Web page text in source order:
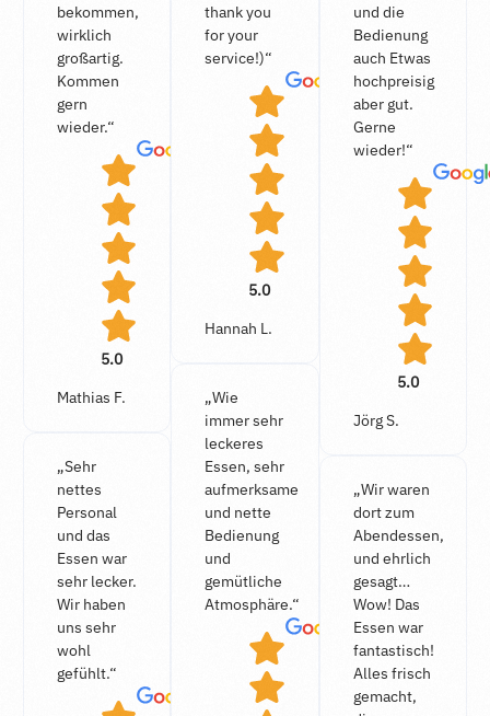
bekommen,
wirklich
großartig.
Kommen
gern
wieder.“
5.0
Mathias F.
„Sehr
nettes
Personal
und das
Essen war
sehr lecker.
Wir haben
uns sehr
wohl
gefühlt.“
thank you
for your
service!)“
5.0
Hannah L.
„Wie
immer sehr
leckeres
Essen, sehr
aufmerksame
und nette
Bedienung
und
gemütliche
Atmosphäre.“
und die
Bedienung
auch Etwas
hochpreisig
aber gut.
Gerne
wieder!“
5.0
Jörg S.
„Wir waren
dort zum
Abendessen,
und ehrlich
gesagt…
Wow! Das
Essen war
fantastisch!
Alles frisch
gemacht,